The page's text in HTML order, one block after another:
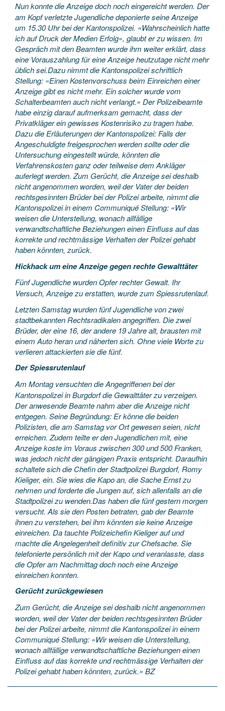
Nun konnte die Anzeige doch noch eingereicht werden. Der
am Kopf verletzte Jugendliche deponierte seine Anzeige
um 15.30 Uhr bei der Kantonspolizei. «Wahrscheinlich hatte
ich auf Druck der Medien Erfolg», glaubt er zu wissen. Im
Gespräch mit den Beamten wurde ihm weiter erklärt, dass
eine Vorauszahlung für eine Anzeige heutzutage nicht mehr
üblich sei.Dazu nimmt die Kantonspolizei schriftlich
Stellung: «Einen Kostenvorschuss beim Einreichen einer
Anzeige gibt es nicht mehr. Ein solcher wurde vom
Schalterbeamten auch nicht verlangt.» Der Polizeibeamte
habe einzig darauf aufmerksam gemacht, dass der
Privatkläger ein gewisses Kostenrisiko zu tragen habe.
Dazu die Erläuterungen der Kantonspolizei: Falls der
Angeschuldigte freigesprochen werden sollte oder die
Untersuchung eingestellt würde, könnten die
Verfahrenskosten ganz oder teilweise dem Ankläger
auferlegt werden. Zum Gerücht, die Anzeige sei deshalb
nicht angenommen worden, weil der Vater der beiden
rechtsgesinnten Brüder bei der Polizei arbeite, nimmt die
Kantonspolizei in einem Communiqué Stellung: «Wir
weisen die Unterstellung, wonach allfällige
verwandtschaftliche Beziehungen einen Einfluss auf das
korrekte und rechtmässige Verhalten der Polizei gehabt
haben könnten, zurück.
Hickhack um eine Anzeige gegen rechte Gewalttäter
Fünf Jugendliche wurden Opfer rechter Gewalt. Ihr
Versuch, Anzeige zu erstatten, wurde zum Spiessrutenlauf.
Letzten Samstag wurden fünf Jugendliche von zwei
stadtbekannten Rechtsradikalen angegriffen. Die zwei
Brüder, der eine 16, der andere 19 Jahre alt, brausten mit
einem Auto heran und näherten sich. Ohne viele Worte zu
verlieren attackierten sie die fünf.
Der Spiessrutenlauf
Am Montag versuchten die Angegriffenen bei der
Kantonspolizei in Burgdorf die Gewalttäter zu verzeigen.
Der anwesende Beamte nahm aber die Anzeige nicht
entgegen. Seine Begründung: Er könne die beiden
Polizisten, die am Samstag vor Ort gewesen seien, nicht
erreichen. Zudem teilte er den Jugendlichen mit, eine
Anzeige koste im Voraus zwischen 300 und 500 Franken,
was jedoch nicht der gängigen Praxis entspricht. Daraufhin
schaltete sich die Chefin der Stadtpolizei Burgdorf, Romy
Kieliger, ein. Sie wies die Kapo an, die Sache Ernst zu
nehmen und forderte die Jungen auf, sich allenfalls an die
Stadtpolizei zu wenden.Das haben die fünf gestern morgen
versucht. Als sie den Posten betraten, gab der Beamte
ihnen zu verstehen, bei ihm könnten sie keine Anzeige
einreichen. Da tauchte Polizeichefin Kieliger auf und
machte die Angelegenheit definitiv zur Chefsache. Sie
telefonierte persönlich mit der Kapo und veranlasste, dass
die Opfer am Nachmittag doch noch eine Anzeige
einreichen konnten.
Gerücht zurückgewiesen
Zum Gerücht, die Anzeige sei deshalb nicht angenommen
worden, weil der Vater der beiden rechtsgesinnten Brüder
bei der Polizei arbeite, nimmt die Kantonspolizei in einem
Communiqué Stellung: «Wir weisen die Unterstellung,
wonach allfällige verwandtschaftliche Beziehungen einen
Einfluss auf das korrekte und rechtmässige Verhalten der
Polizei gehabt haben könnten, zurück.» BZ